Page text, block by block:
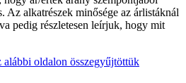
Az alkatrészek minősége az árlistáknál
pedig részletesen leírjuk, hogy mit
alábbi oldalon összegyűjtöttük